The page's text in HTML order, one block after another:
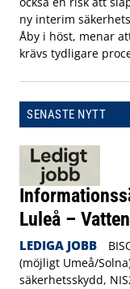
ny interim
Åby i höst, menar
krävs tydligare
SENASTE NYTT
Luleå –
LEDIGA JOBB
(möjligt Umeå/
säkerhetsskydd,